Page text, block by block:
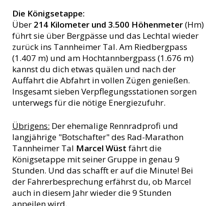
Die Königsetappe:
Über 214 Kilometer und 3.500 Höhenmeter(Hm)
führt sie über Bergpässe und das Lechtal wieder
zurück ins Tannheimer Tal. Am Riedbergpass
(1.407 m) und am Hochtannbergpass (1.676 m)
kannst du dich etwas quälen und nach der
Auffahrt die Abfahrt in vollen Zügen genießen.
Insgesamt sieben Verpflegungsstationen sorgen
unterwegs für die nötige Energiezufuhr.
Übrigens: Der ehemalige Rennradprofi und
langjährige "Botschafter" des Rad-Marathon
Tannheimer Tal Marcel Wüst fährt die
Königsetappe mit seiner Gruppe in genau 9
Stunden. Und das schafft er auf die Minute! Bei
der Fahrerbesprechung erfährst du, ob Marcel
auch in diesem Jahr wieder die 9 Stunden